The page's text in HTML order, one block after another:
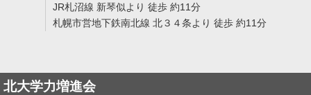
JR札沼線 新琴似より 徒歩 約11分
札幌市営地下鉄南北線 北３４条より 徒歩 約11分
北大学力増進会